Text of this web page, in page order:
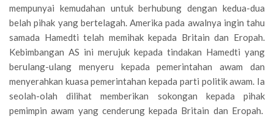
mempunyai kemudahan untuk berhubung dengan kedua-dua
belah pihak yang bertelagah. Amerika pada awalnya ingin tahu
samada Hamedti telah memihak kepada Britain dan Eropah.
Kebimbangan AS ini merujuk kepada tindakan Hamedti yang
berulang-ulang menyeru kepada pemerintahan awam dan
menyerahkan kuasa pemerintahan kepada parti politik awam. Ia
seolah-olah dilihat memberikan sokongan kepada pihak
pemimpin awam yang cenderung kepada Britain dan Eropah.